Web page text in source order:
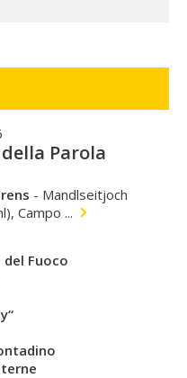
Parola
- Mandlseitjoch
Campo ...
Fuoco